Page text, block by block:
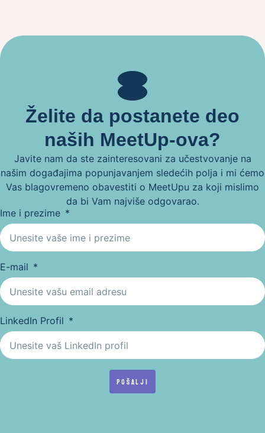
Želite da postanete deo
naših MeetUp-ova?
Javite nam da ste zainteresovani za učestvovanje na
našim događajima popunjavanjem sledećih polja i mi ćemo
Vas blagovremeno obavestiti o MeetUpu za koji mislimo
da bi Vam najviše odgovarao.
Ime i prezime
E-mail
LinkedIn Profil
Pošalji